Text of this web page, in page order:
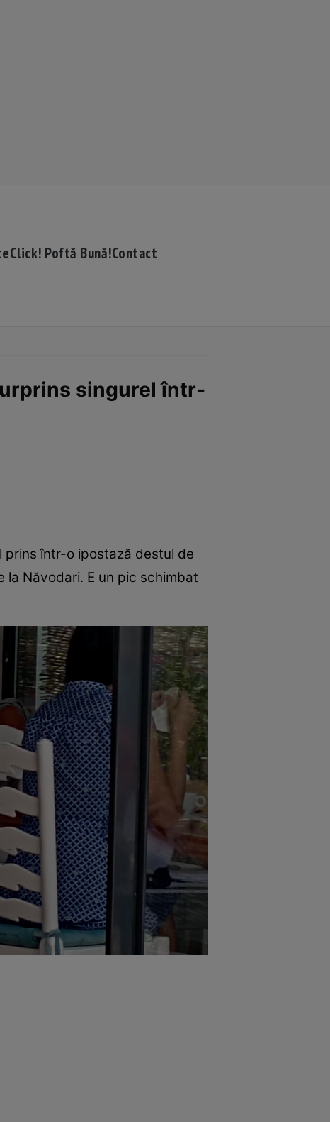
Click! Poftă Bună!Contact
singurel într-
într-o ipostază destul de
Năvodari. E un pic schimbat